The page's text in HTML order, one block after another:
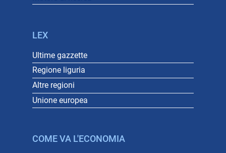
LEX
Ultime gazzette
Regione liguria
Altre regioni
Unione europea
COME VA L'ECONOMIA